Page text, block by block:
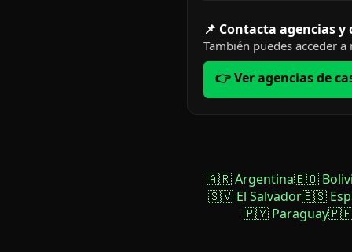
📌 Contacta agencias
También puedes acceder
👉 Ver agencias de
🇦🇷 Argentina🇧🇴
🇸🇻 El Salvador🇪🇸
🇵🇾 Paraguay🇵🇪